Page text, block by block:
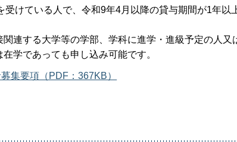
けている人で、令和9年4月以降の貸与期間が1年以
連する大学等の学部、学科に進学・進級予定の人又
学であっても申し込み可能です。
集要項（PDF：367KB）